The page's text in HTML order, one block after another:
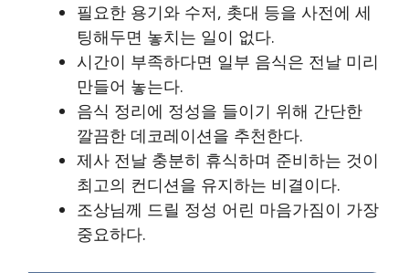
필요한 용기와 수저, 촛대 등을 사전에 세
팅해두면 놓치는 일이 없다.
시간이 부족하다면 일부 음식은 전날 미리
만들어 놓는다.
음식 정리에 정성을 들이기 위해 간단한
깔끔한 데코레이션을 추천한다.
제사 전날 충분히 휴식하며 준비하는 것이
최고의 컨디션을 유지하는 비결이다.
조상님께 드릴 정성 어린 마음가짐이 가장
중요하다.